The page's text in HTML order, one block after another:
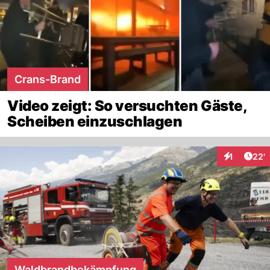
Crans-Brand
Video zeigt: So versuchten Gäste,
Scheiben einzuschlagen
1 22'